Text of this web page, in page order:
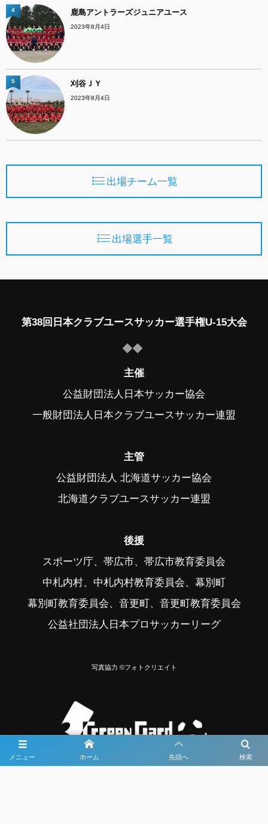
鹿島アントラーズジュニアユース
2023年8月4日
4
刈谷ＪＹ
2023年8月4日
5
出場チーム一覧
出場選手一覧
メニュー 検索
ホーム 先頭へ
第38回日本クラブユースサッカー選手権U-15大会
主催
公益財団法人日本サッカー協会
一般財団法人日本クラブユースサッカー連盟
主管
公益財団法人 北海道サッカー協会
北海道クラブユースサッカー連盟
後援
スポーツ庁、帯広市、帯広市教育委員会
中札内村、中札内村教育委員会、幕別町
幕別町教育委員会、音更町、音更町教育委員会
公益社団法人日本プロサッカーリーグ
写真協力 ©フォトクリエイト